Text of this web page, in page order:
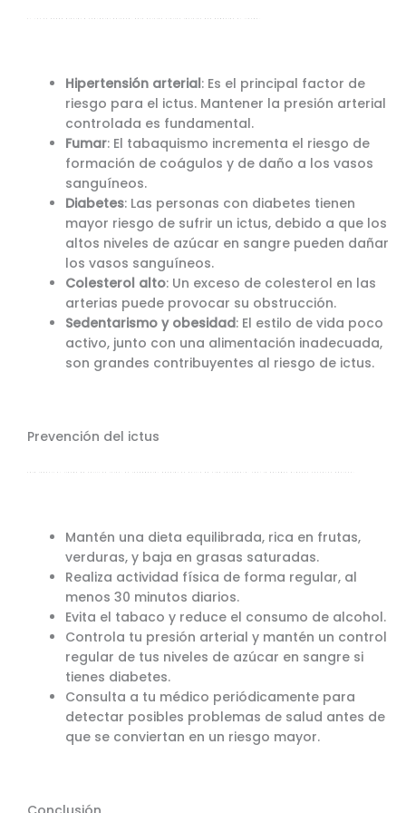
Hipertensión arterial: Es el principal factor de
riesgo para el ictus. Mantener la presión arterial
controlada es fundamental.
Fumar: El tabaquismo incrementa el riesgo de
formación de coágulos y de daño a los vasos
sanguíneos.
Diabetes: Las personas con diabetes tienen
mayor riesgo de sufrir un ictus, debido a que los
altos niveles de azúcar en sangre pueden dañar
los vasos sanguíneos.
Colesterol alto: Un exceso de colesterol en las
arterias puede provocar su obstrucción.
Sedentarismo y obesidad: El estilo de vida poco
activo, junto con una alimentación inadecuada,
son grandes contribuyentes al riesgo de ictus.
Prevención del ictus
Mantén una dieta equilibrada, rica en frutas,
verduras, y baja en grasas saturadas.
Realiza actividad física de forma regular, al
menos 30 minutos diarios.
Evita el tabaco y reduce el consumo de alcohol.
Controla tu presión arterial y mantén un control
regular de tus niveles de azúcar en sangre si
tienes diabetes.
Consulta a tu médico periódicamente para
detectar posibles problemas de salud antes de
que se conviertan en un riesgo mayor.